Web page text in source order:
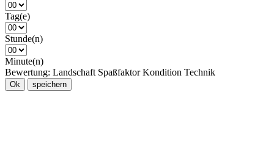
Tag(e)
Stunde(n)
Minute(n)
Bewertung: Landschaft Spaßfaktor Kondition Technik
Ok speichern